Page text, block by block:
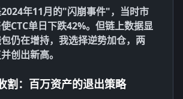
年11月的"闪崩事件"，当时市
CTC单日下跌42%。但链上数据显
仍在增持，我选择逆势加仓，两
创出新高。
割：百万资产的退出策略